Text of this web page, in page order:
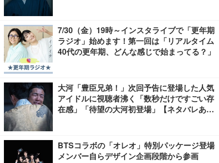
7/30（金）19時～インスタライブで「更年期
ラジオ」始めます！第一回は「リアルタイム
40代の更年期、どんな感じで始まってる？」
大河「豊臣兄弟！」次回予告に登場した人気
アイドルに視聴者沸く「数秒だけですごい存
在感」「待望の大河初登場」【ネタバレあ
BTSコラボの「オレオ」特別パッケージ登場
メンバー自らデザイン企画段階から参画